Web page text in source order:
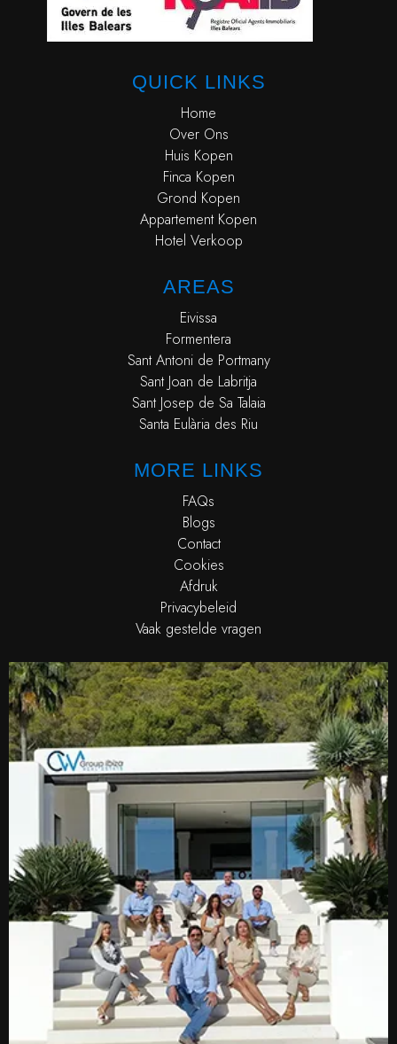
QUICK LINKS
Home
Over Ons
Huis Kopen
Finca Kopen
Grond Kopen
Appartement Kopen
Hotel Verkoop
AREAS
Eivissa
Formentera
Sant Antoni de Portmany
Sant Joan de Labritja
Sant Josep de Sa Talaia
Santa Eulària des Riu
MORE LINKS
FAQs
Blogs
Contact
Cookies
Afdruk
Privacybeleid
Vaak gestelde vragen